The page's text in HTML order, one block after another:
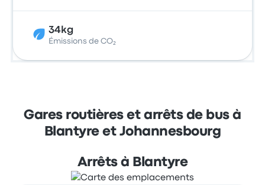
34kg
Émissions de CO₂
Gares routières et arrêts de bus à
Blantyre et Johannesbourg
Arrêts à Blantyre